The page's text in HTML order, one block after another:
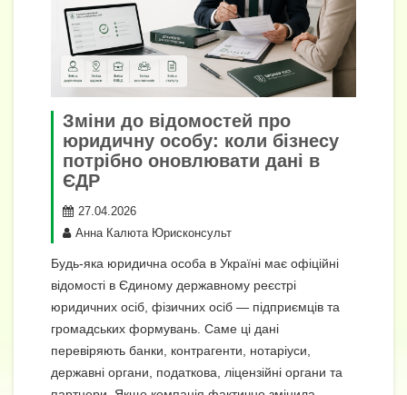
Зміни до відомостей про
юридичну особу: коли бізнесу
потрібно оновлювати дані в
ЄДР
27.04.2026
Анна Калюта Юрисконсульт
Будь-яка юридична особа в Україні має офіційні
відомості в Єдиному державному реєстрі
юридичних осіб, фізичних осіб — підприємців та
громадських формувань. Саме ці дані
перевіряють банки, контрагенти, нотаріуси,
державні органи, податкова, ліцензійні органи та